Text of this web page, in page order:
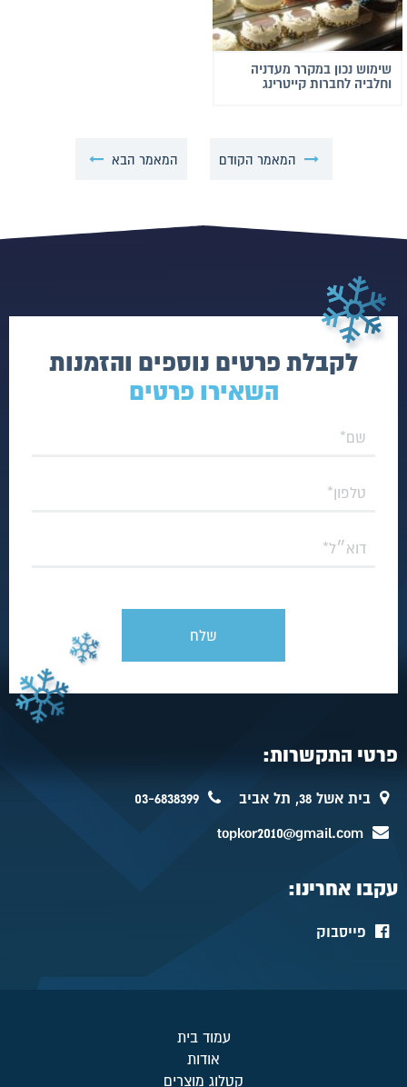
שימוש נכון במקרר מעדניה
וחלביה לחברות קייטרינג
המאמר הקודם המאמר הבא
לקבלת פרטים נוספים והזמנות
השאירו פרטים
פרטי התקשרות:
בית אשל 38, תל אביב 03-6838399
topkor2010@gmail.com
עקבו אחרינו:
פייסבוק
עמוד בית
אודות
קטלוג מוצרים